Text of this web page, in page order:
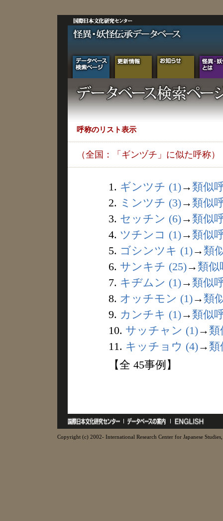
呼称のリスト表示
（全国：「ギンヅチ」に似た呼称）
1. ギンツチ (1)→ 類似
2. ミンツチ (3)→ 類似
3. セッチン (6)→ 類似
4. ツチンコ (1)→ 類似
5. ゴシンツキ (1)→ 類
6. サンキチ (25)→ 類似
7. キヂムン (1)→ 類似
8. オッチモン (1)→ 類
9. カンチキ (1)→ 類似
10. サッチャン (1)→ 類
11. キッチョウ (4)→ 類
【全 45事例】
Copyright (c) 2002- International Research Center for Japanese